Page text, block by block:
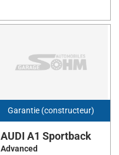
Garantie (constructeur)
AUDI A1 Sportback
Advanced